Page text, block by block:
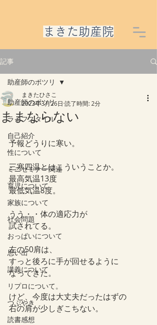
​まきた助産院
記事
助産師のポツリ
ライフスタイル
自己紹介
性について
ミニセミナー関連
育児について
家族について
社会問題
おっぱいについて
思い出
講義について
リプロについて。
つぶやき
読書感想
助産師のポツリ
ままならない
まきたひさこ
2023年3月26日 読了時間: 2分
予報どうりに寒い。
三寒四温とはこういうことか。
最高気温13度
最低気温8度。
うう・・体の適応力が
試されてる。
左の50肩は、
すっと後ろに手が回せるように
なってきた。
けど、今度は大丈夫だったはずの
右の肩が少しぎこちない。